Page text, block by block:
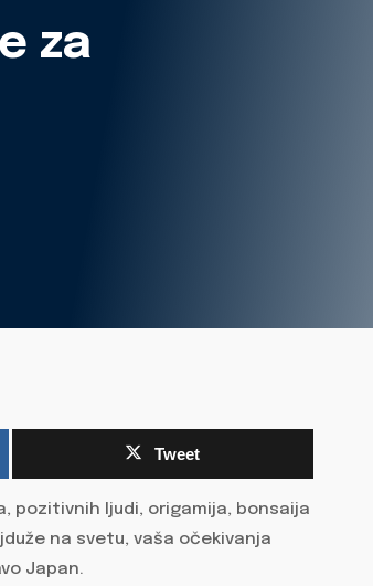
za
Tweet
pozitivnih ljudi, origamija, bonsaija
na svetu, vaša očekivanja
Japan.